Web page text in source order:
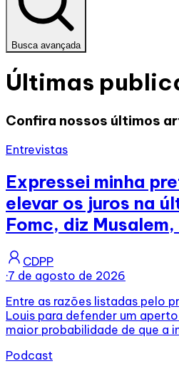
Busca avançada
Últimas
Confira nossos últimos
Entrevistas
Expressei minha
elevar os juros na
Fomc, diz
CDPP
·7 de agosto de 2026
Entre as razões listadas pelo
Louis para defender um
maior probabilidade de que a
Podcast